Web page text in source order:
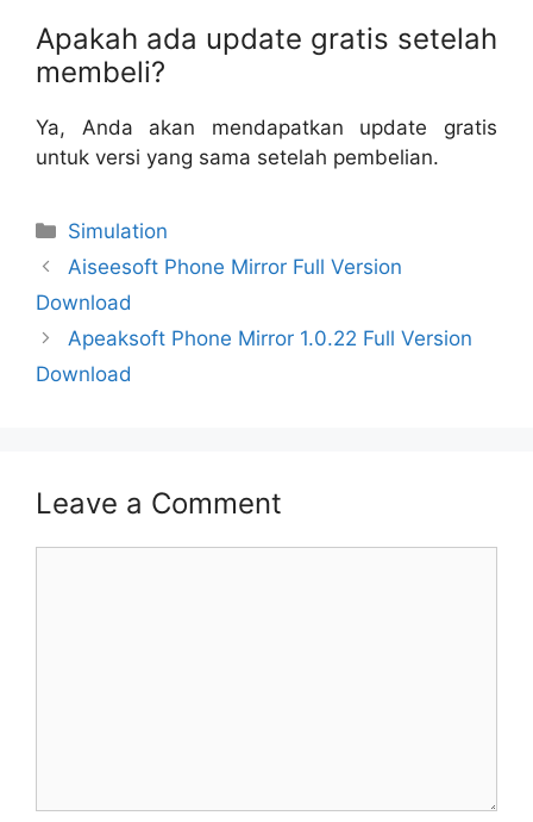
Apakah ada update gratis setelah
membeli?
Ya, Anda akan mendapatkan update gratis
untuk versi yang sama setelah pembelian.
Categories
Simulation
Aiseesoft Phone Mirror Full Version
Download
Apeaksoft Phone Mirror 1.0.22 Full Version
Download
Leave a Comment